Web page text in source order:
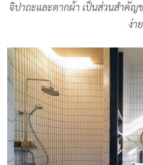
จิปาถะและตากผ้า เป็นส่วนสำคัญ
ง่าย